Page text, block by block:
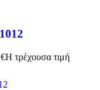
€Η τρέχουσα τιμή